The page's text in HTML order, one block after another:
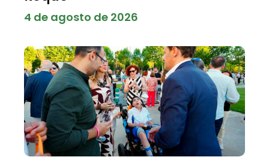
4 de agosto de 2026